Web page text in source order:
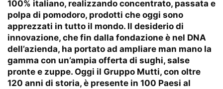
100% italiano, realizzando concentrato, passata e
polpa di pomodoro, prodotti che oggi sono
apprezzati in tutto il mondo. Il desiderio di
innovazione, che fin dalla fondazione è nel DNA
dell’azienda, ha portato ad ampliare man mano la
gamma con un’ampia offerta di sughi, salse
pronte e zuppe. Oggi il Gruppo Mutti, con oltre
120 anni di storia, è presente in 100 Paesi al